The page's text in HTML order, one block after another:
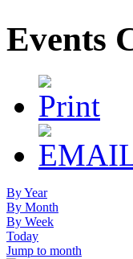
Events
By Year
By Month
By Week
Today
Jump to month